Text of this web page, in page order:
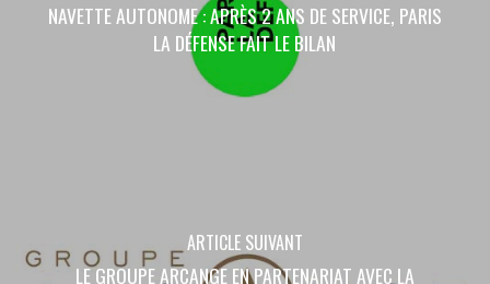
NAVETTE AUTONOME : APRÈS 2 ANS DE SERVICE, PARIS
LA DÉFENSE FAIT LE BILAN
ARTICLE SUIVANT
LE GROUPE ARCANGE EN PARTENARIAT AVEC LA